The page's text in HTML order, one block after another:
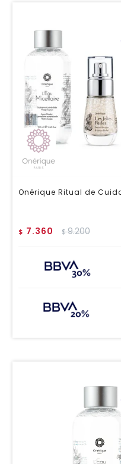
Onérique Ritual de
$ 7.360 $9.200